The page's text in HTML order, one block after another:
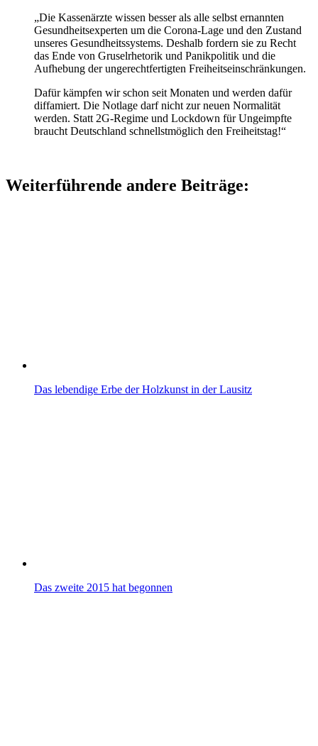
„Die Kassenärzte wissen besser als alle selbst ernannten
Gesundheitsexperten um die Corona-Lage und den Zustand
unseres Gesundheitssystems. Deshalb fordern sie zu Recht
das Ende von Gruselrhetorik und Panikpolitik und die
Aufhebung der ungerechtfertigten Freiheitseinschränkungen.
Dafür kämpfen wir schon seit Monaten und werden dafür
diffamiert. Die Notlage darf nicht zur neuen Normalität
werden. Statt 2G-Regime und Lockdown für Ungeimpfte
braucht Deutschland schnellstmöglich den Freiheitstag!“
Weiterführende andere Beiträge:
Das lebendige Erbe der Holzkunst in der Lausitz
Das zweite 2015 hat begonnen